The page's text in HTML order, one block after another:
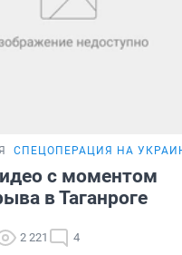
СПЕЦОПЕРАЦИЯ НА
с моментом
в Таганроге
2 221 4